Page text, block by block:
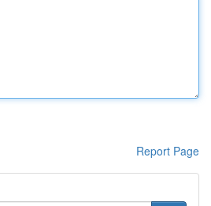
Report Page